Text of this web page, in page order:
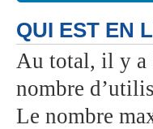
QUI EST EN
Au total, il y a
nombre
Le nombre